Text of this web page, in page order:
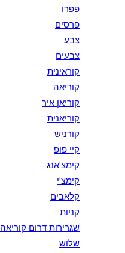
פפרו
פרסים
צבע
צבעים
קוראינית
קוריאה
קוריאן איר
קוריאנית
קורניש
קיי פופ
קימצ'אנג
קימצ'י
קלאבים
קניות
שגרירות דרום קוריאה
שלוש